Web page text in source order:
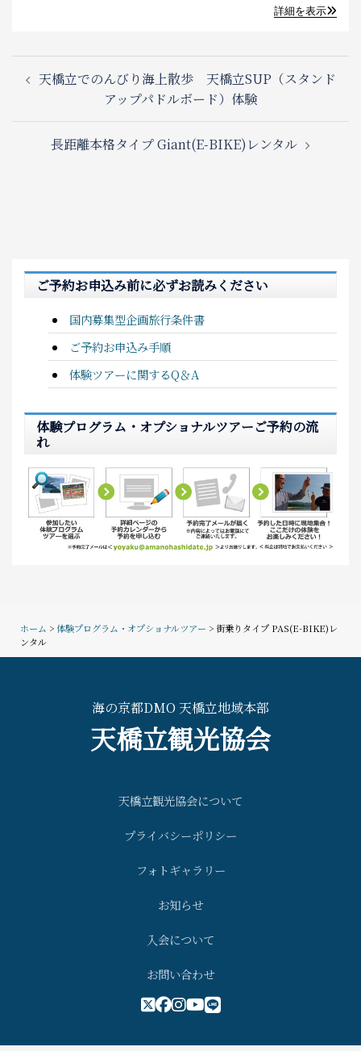
詳細を表示
Post
navigation
天橋立でのんびり海上散歩 天橋立SUP（スタンド
アップパドルボード）体験
長距離本格タイプ Giant(E-BIKE)レンタル
ご予約お申込み前に必ずお読みください
国内募集型企画旅行条件書
ご予約お申込み手順
体験ツアーに関するQ＆A
体験プログラム・オプショナルツアーご予約の流
れ
ホーム >体験プログラム・オプショナルツアー > 街乗りタイプ PAS(E-BIKE)レ
ンタル
海の京都DMO 天橋立地域本部
天橋立観光協会
天橋立観光協会について
プライバシーポリシー
フォトギャラリー
お知らせ
入会について
お問い合わせ